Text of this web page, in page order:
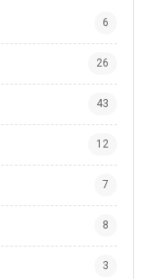
6
26
43
12
7
8
3